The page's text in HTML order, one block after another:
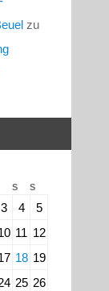
zu
S S
3 4
5
11 12
18 19
25 26